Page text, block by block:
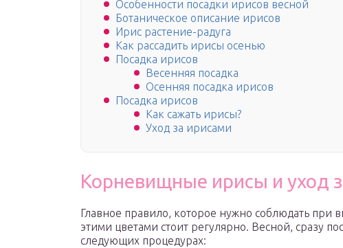
Особенности посадки ирисов весной
Ботаническое описание ирисов
Ирис растение-радуга
Как рассадить ирисы осенью
Посадка ирисов
Весенняя посадка
Осенняя посадка ирисов
Посадка ирисов
Как сажать ирисы?
Уход за ирисами
Корневищные ирисы и уход
Главное правило, которое нужно соблюдать при
этими цветами стоит регулярно. Весной, сразу
следующих процедурах: